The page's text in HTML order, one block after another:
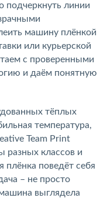
подчеркнуть линии
машину плёнкой
или курьерской
с проверенными
и даём понятную
тёплых
температура,
Team Print
классов и
плёнка поведёт себя
– не просто
выглядела